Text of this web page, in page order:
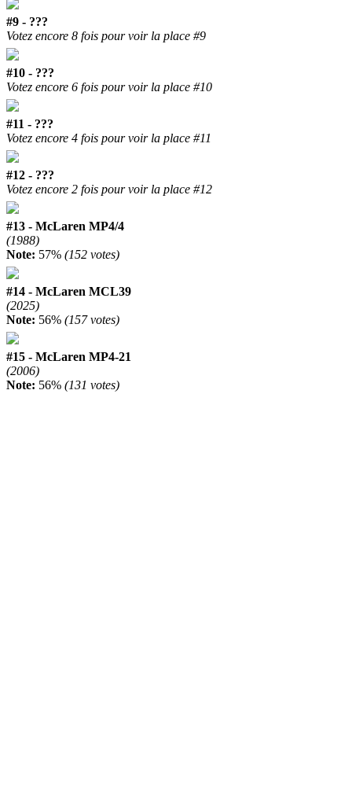
#9 - ???
Votez encore 8 fois pour voir la place #9
#10 - ???
Votez encore 6 fois pour voir la place #10
#11 - ???
Votez encore 4 fois pour voir la place #11
#12 - ???
Votez encore 2 fois pour voir la place #12
#13 - McLaren MP4/4
(1988)
Note: 57% (152 votes)
#14 - McLaren MCL39
(2025)
Note: 56% (157 votes)
#15 - McLaren MP4-21
(2006)
Note: 56% (131 votes)